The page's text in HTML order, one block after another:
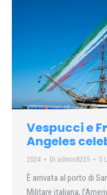
Vespucci e
Angeles
2024 Di admin8235 5
È arrivata al porto di
Militare italiana,